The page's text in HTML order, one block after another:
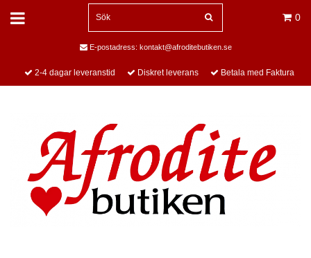
0
E-postadress: kontakt@afroditebutiken.se
2-4 dagar leveranstid Diskret leverans Betala med Faktura